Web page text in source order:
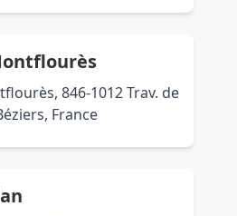
846-1012 Trav. de
France